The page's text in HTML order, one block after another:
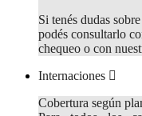
Si tenés dudas
podés consultarlo
chequeo o con
Internaciones
Cobertura según